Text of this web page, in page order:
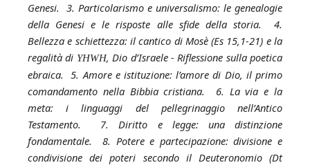
Genesi. 3. Particolarismo e universalismo: le genealogie
della Genesi e le risposte alle sfide della storia. 4.
Bellezza e schiettezza: il cantico di Mosè (Es 15,1-21) e la
regalità di YHWH, Dio d’Israele - Riflessione sulla poetica
ebraica. 5. Amore e istituzione: l’amore di Dio, il primo
comandamento nella Bibbia cristiana. 6. La via e la
meta: i linguaggi del pellegrinaggio nell’Antico
Testamento. 7. Diritto e legge: una distinzione
fondamentale. 8. Potere e partecipazione: divisione e
condivisione dei poteri secondo il Deuteronomio (Dt